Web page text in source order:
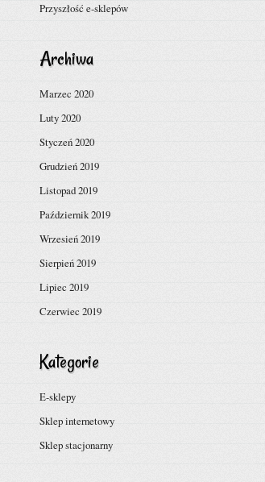
Przyszłość e-sklepów
Archiwa
Marzec 2020
Luty 2020
Styczeń 2020
Grudzień 2019
Listopad 2019
Październik 2019
Wrzesień 2019
Sierpień 2019
Lipiec 2019
Czerwiec 2019
Kategorie
E-sklepy
Sklep internetowy
Sklep stacjonarny